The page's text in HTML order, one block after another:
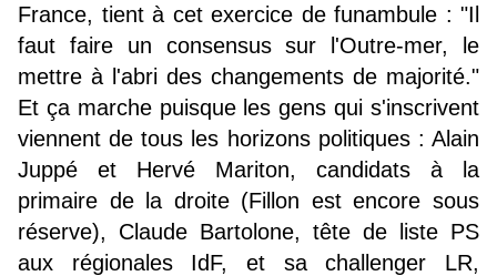
France, tient à cet exercice de funambule : "Il
faut faire un consensus sur l'Outre-mer, le
mettre à l'abri des changements de majorité."
Et ça marche puisque les gens qui s'inscrivent
viennent de tous les horizons politiques : Alain
Juppé et Hervé Mariton, candidats à la
primaire de la droite (Fillon est encore sous
réserve), Claude Bartolone, tête de liste PS
aux régionales IdF, et sa challenger LR,